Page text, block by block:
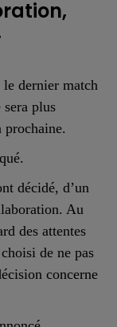
dernier match
plus
prochaine.
décidé, d’un
Au
des attentes
de ne pas
concerne